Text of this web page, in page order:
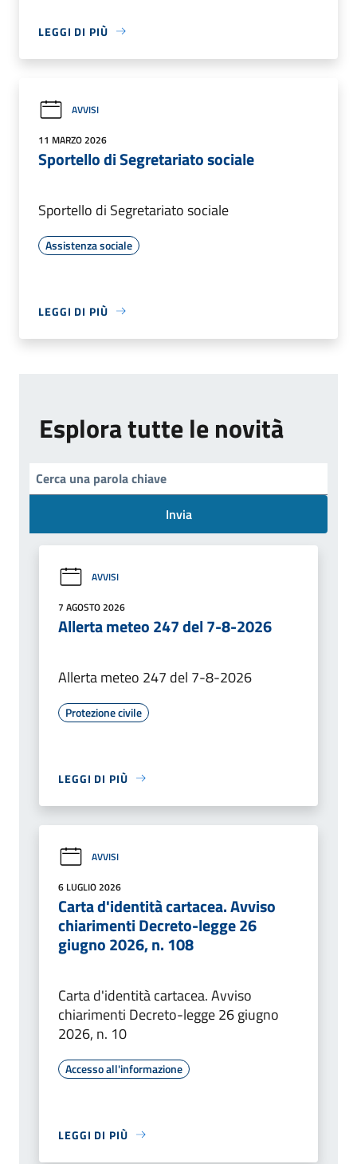
LEGGI DI PIÙ
AVVISI
11 MARZO 2026
Sportello di Segretariato sociale
Sportello di Segretariato sociale
Assistenza sociale
LEGGI DI PIÙ
Esplora tutte le novità
Invia
AVVISI
7 AGOSTO 2026
Allerta meteo 247 del 7-8-2026
Allerta meteo 247 del 7-8-2026
Protezione civile
LEGGI DI PIÙ
AVVISI
6 LUGLIO 2026
Carta d'identità cartacea. Avviso
chiarimenti Decreto-legge 26
giugno 2026, n. 108
Carta d'identità cartacea. Avviso
chiarimenti Decreto-legge 26 giugno
2026, n. 10
Accesso all'informazione
LEGGI DI PIÙ